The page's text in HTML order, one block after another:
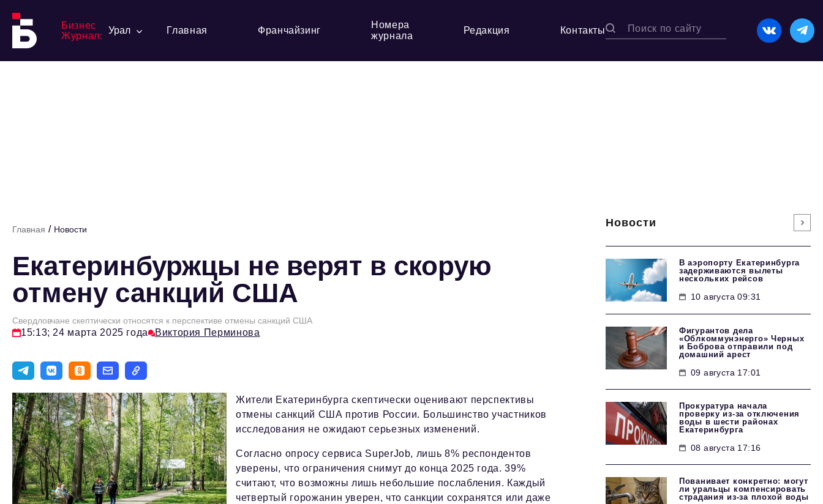
Бизнес
Журнал:
Урал Главная Франчайзинг
Номера
журнала
Редакция Контакты
Главная / Новости
Екатеринбуржцы не верят в скорую
отмену санкций США
Свердловчане скептически относятся к перспективе отмены санкций США
15:13; 24 марта 2025 года Виктория Перминова
Жители Екатеринбурга скептически оценивают перспективы
отмены санкций США против России. Большинство участников
исследования не ожидают серьезных изменений.
Согласно опросу сервиса SuperJob, лишь 8% респондентов
уверены, что ограничения снимут до конца 2025 года. 39%
считают, что возможны лишь небольшие послабления. Каждый
четвертый горожанин уверен, что санкции сохранятся или даже
Новости
В аэропорту Екатеринбурга
задерживаются вылеты
нескольких рейсов
10 августа 09:31
Фигурантов дела
«Облкоммунэнерго» Черных
и Боброва отправили под
домашний арест
09 августа 17:01
Прокуратура начала
проверку из-за отключения
воды в шести районах
Екатеринбурга
08 августа 17:16
Пованивает конкретно: могут
ли уральцы компенсировать
страдания из-за плохой воды